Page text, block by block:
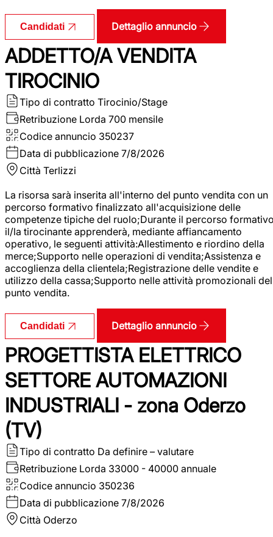
Candidati Dettaglio annuncio
ADDETTO/A VENDITA
TIROCINIO
Tipo di contratto Tirocinio/Stage
Retribuzione Lorda 700 mensile
Codice annuncio 350237
Data di pubblicazione 7/8/2026
Città Terlizzi
La risorsa sarà inserita all'interno del punto vendita con un
percorso formativo finalizzato all'acquisizione delle
competenze tipiche del ruolo;Durante il percorso
il/la tirocinante apprenderà, mediante affiancamento
operativo, le seguenti attività:Allestimento e riordino della
merce;Supporto nelle operazioni di vendita;Assistenza e
accoglienza della clientela;Registrazione delle vendite e
utilizzo della cassa;Supporto nelle attività promozionali del
punto vendita.
Candidati Dettaglio annuncio
PROGETTISTA ELETTRICO
SETTORE AUTOMAZIONI
INDUSTRIALI - zona Oderzo
(TV)
Tipo di contratto Da definire – valutare
Retribuzione Lorda 33000 - 40000 annuale
Codice annuncio 350236
Data di pubblicazione 7/8/2026
Città Oderzo